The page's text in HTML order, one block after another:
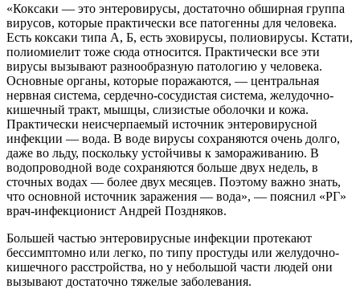
«Коксаки — это энтеровирусы, достаточно обширная группа
вирусов, которые практически все патогенны для человека.
Есть коксаки типа А, Б, есть эховирусы, полиовирусы. Кстати,
полиомиелит тоже сюда относится. Практически все эти
вирусы вызывают разнообразную патологию у человека.
Основные органы, которые поражаются, — центральная
нервная система, сердечно-сосудистая система, желудочно-
кишечный тракт, мышцы, слизистые оболочки и кожа.
Практически неисчерпаемый источник энтеровирусной
инфекции — вода. В воде вирусы сохраняются очень долго,
даже во льду, поскольку устойчивы к замораживанию. В
водопроводной воде сохраняются больше двух недель, в
сточных водах — более двух месяцев. Поэтому важно знать,
что основной источник заражения — вода», — пояснил «РГ»
врач-инфекционист Андрей Поздняков.
Большей частью энтеровирусные инфекции протекают
бессимптомно или легко, по типу простуды или желудочно-
кишечного расстройства, но у небольшой части людей они
вызывают достаточно тяжелые заболевания.